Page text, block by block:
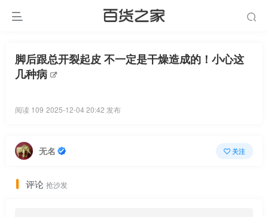
脚后跟总开裂起皮 不一定是干燥造成的！小心这
几种病
阅读 109 2025-12-04 20:42 发布
无名 关注
评论 抢沙发